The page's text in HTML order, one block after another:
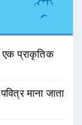
एक प्राकृतिक
माना जाता